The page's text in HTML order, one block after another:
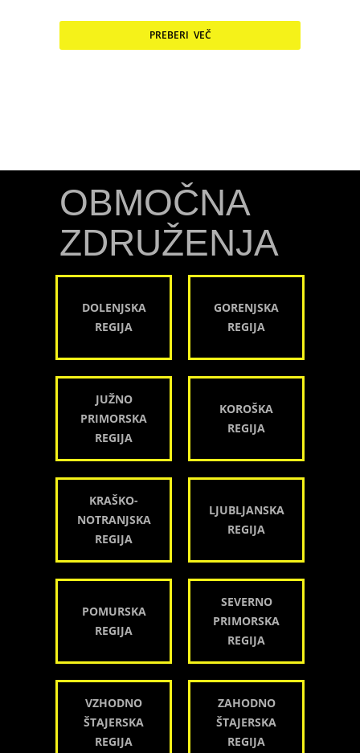
PREBERI VEČ
OBMOČNA
ZDRUŽENJA
DOLENJSKA
REGIJA
GORENJSKA
REGIJA
JUŽNO
PRIMORSKA
REGIJA
KOROŠKA
REGIJA
KRAŠKO-
NOTRANJSKA
REGIJA
LJUBLJANSKA
REGIJA
POMURSKA
REGIJA
SEVERNO
PRIMORSKA
REGIJA
VZHODNO
ŠTAJERSKA
REGIJA
ZAHODNO
ŠTAJERSKA
REGIJA